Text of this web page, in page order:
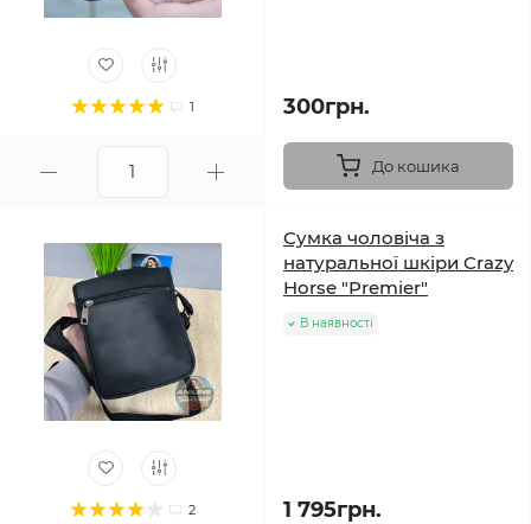
1 300грн.
До кошика
2
Сумка чоловіча з
натуральної шкіри Crazy
Horse "Premier"
В наявності
1 795грн.